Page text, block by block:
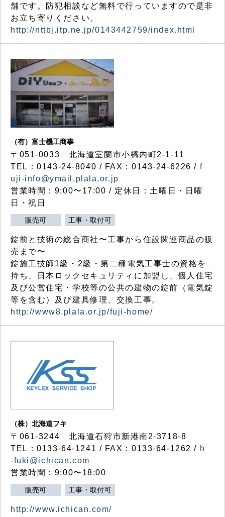
舗です。防犯相談など無料で行っていますので是非
お立ち寄りください。
http://nttbj.itp.ne.jp/0143442759/index.html
（有）富士機工商事
〒051-0033 北海道室蘭市小橋内町2-1-11
TEL：0143-24-8040 / FAX：0143-24-6226 / f
uji-info@ymail.plala.or.jp
営業時間：9:00〜17:00 / 定休日：土曜日・日曜
日・祝日
販売可 工事・取付可
錠前と技術の総合商社〜工事から住設関連商品の販
売まで〜
錠施工技師1級・2級・第二種電気工事士の資格を
持ち、日本ロックセキュリティに加盟し、個人住宅
及び公営住宅・学校等の公共の建物の錠前（電気錠
等を含む）及び建具修理、交換工事。
http://www8.plala.or.jp/fuji-home/
（株）北海道フキ
〒061-3244 北海道石狩市新港南2-3718-8
TEL：0133-64-1241 / FAX：0133-64-1262 / h
-fuki@ichican.com
営業時間：9:00〜18:00
販売可 工事・取付可
http://www.ichican.com/